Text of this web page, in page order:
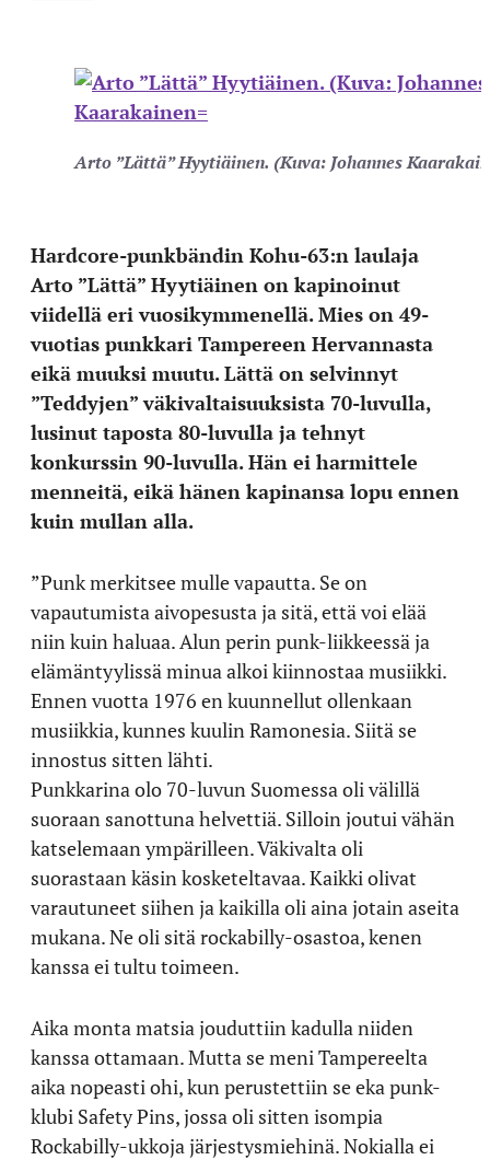
Arto ”Lättä” Hyytiäinen. (Kuva: Johannes
Hardcore-punkbändin Kohu-63:n laulaja
Arto ”Lättä” Hyytiäinen on kapinoinut
viidellä eri vuosikymmenellä. Mies on 49-
vuotias punkkari Tampereen Hervannasta
eikä muuksi muutu. Lättä on selvinnyt
”Teddyjen” väkivaltaisuuksista 70-luvulla,
lusinut taposta 80-luvulla ja tehnyt
konkurssin 90-luvulla. Hän ei harmittele
menneitä, eikä hänen kapinansa lopu ennen
kuin mullan alla.
”Punk merkitsee mulle vapautta. Se on
vapautumista aivopesusta ja sitä, että voi elää
niin kuin haluaa. Alun perin punk-liikkeessä ja
elämäntyylissä minua alkoi kiinnostaa musiikki.
Ennen vuotta 1976 en kuunnellut ollenkaan
musiikkia, kunnes kuulin Ramonesia. Siitä se
innostus sitten lähti.
Punkkarina olo 70-luvun Suomessa oli välillä
suoraan sanottuna helvettiä. Silloin joutui vähän
katselemaan ympärilleen. Väkivalta oli
suorastaan käsin kosketeltavaa. Kaikki olivat
varautuneet siihen ja kaikilla oli aina jotain aseita
mukana. Ne oli sitä rockabilly-osastoa, kenen
kanssa ei tultu toimeen.
Aika monta matsia jouduttiin kadulla niiden
kanssa ottamaan. Mutta se meni Tampereelta
aika nopeasti ohi, kun perustettiin se eka punk-
klubi Safety Pins, jossa oli sitten isompia
Rockabilly-ukkoja järjestysmiehinä. Nokialla ei